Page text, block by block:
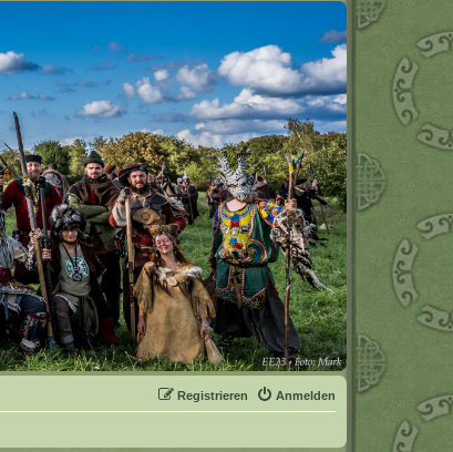
Anmelden
Registrieren